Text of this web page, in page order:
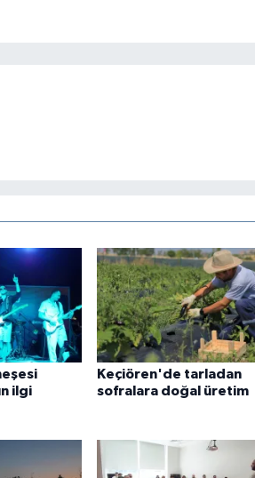
ilgi
Keçiören'de tarladan
sofralara doğal üretim